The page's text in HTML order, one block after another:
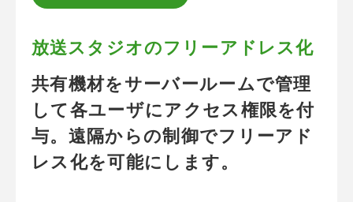
放送スタジオのフリーアドレス化
共有機材をサーバールームで管理
して各ユーザにアクセス権限を付
与。遠隔からの制御でフリーアド
レス化を可能にします。